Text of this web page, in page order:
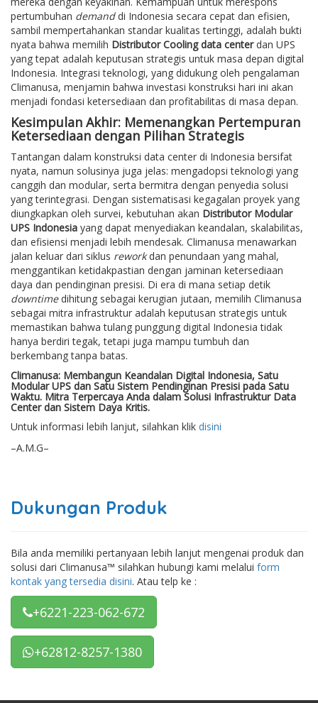
pertumbuhan demanddi Indonesia secara cepat dan efisien,
sambil mempertahankan standar kualitas tertinggi, adalah bukti
nyata bahwa memilih Distributor Cooling data centerdan UPS
yang tepat adalah keputusan strategis untuk masa depan digital
Indonesia. Integrasi teknologi, yang didukung oleh pengalaman
Climanusa, menjamin bahwa investasi konstruksi hari ini akan
menjadi fondasi ketersediaan dan profitabilitas di masa depan.
Kesimpulan Akhir: Memenangkan Pertempuran
Ketersediaan dengan Pilihan Strategis
Tantangan dalam konstruksi data center di Indonesia bersifat
nyata, namun solusinya juga jelas: mengadopsi teknologi yang
canggih dan modular, serta bermitra dengan penyedia solusi
yang terintegrasi. Dengan sistematisasi kegagalan proyek yang
diungkapkan oleh survei, kebutuhan akan Distributor Modular
UPS Indonesia yang dapat menyediakan keandalan, skalabilitas,
dan efisiensi menjadi lebih mendesak. Climanusa menawarkan
jalan keluar dari siklus reworkdan penundaan yang mahal,
menggantikan ketidakpastian dengan jaminan ketersediaan
daya dan pendinginan presisi. Di era di mana setiap detik
downtimedihitung sebagai kerugian jutaan, memilih Climanusa
sebagai mitra infrastruktur adalah keputusan strategis untuk
memastikan bahwa tulang punggung digital Indonesia tidak
hanya berdiri tegak, tetapi juga mampu tumbuh dan
berkembang tanpa batas.
Climanusa: Membangun Keandalan Digital Indonesia, Satu
Modular UPS dan Satu Sistem Pendinginan Presisi pada Satu
Waktu. Mitra Terpercaya Anda dalam Solusi Infrastruktur Data
Center dan Sistem Daya Kritis.
Untuk informasi lebih lanjut, silahkan klik disini
–A.M.G–
Dukungan Produk
Bila anda memiliki pertanyaan lebih lanjut mengenai produk dan
solusi dari Climanusa™ silahkan hubungi kami melalui form
kontak yang tersedia disini. Atau telp ke :
+6221-223-062-672
+62812-8257-1380